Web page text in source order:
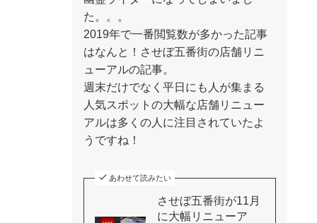
た。。。
2019年で一番閲覧数が多かった記事
はなんと！させぼ五番街の店舗リニ
ューアルの記事。
週末だけでなく平日にも人が集まる
人気スポットの大幅な店舗リニュー
アルは多くの人に注目されていたよ
うですね！
あわせて読みたい
させぼ五番街が11月
に大幅リニューア